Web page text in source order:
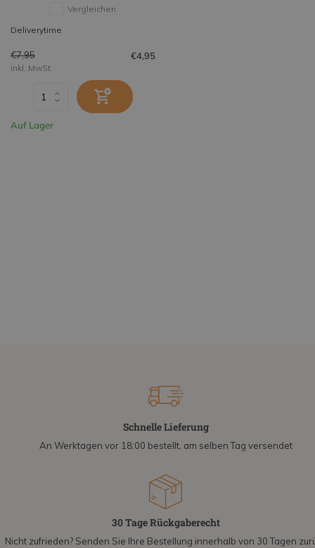
Vergleichen
Deliverytime
€7,95 €4,95
inkl. MwSt.
Auf Lager
Schnelle Lieferung
An Werktagen vor 18:00 bestellt, am selben Tag versendet
30 Tage Rückgaberecht
Nicht zufrieden? Senden Sie Ihre Bestellung innerhalb von 30 Tagen